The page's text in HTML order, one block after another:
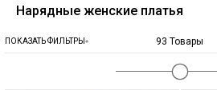
Нарядные женские платья
ПОКАЗАТЬ ФИЛЬТРЫ 93 Товары